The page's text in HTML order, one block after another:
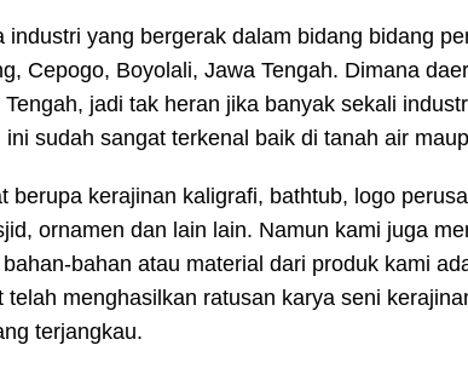
yang bergerak dalam bidang bidang
Cepogo, Boyolali, Jawa Tengah. Dimana
jadi tak heran jika banyak sekali
sudah sangat terkenal baik di tanah air
berupa kerajinan kaligrafi, bathtub, logo
ornamen dan lain lain. Namun kami juga
bahan atau material dari produk kami
menghasilkan ratusan karya seni
terjangkau.